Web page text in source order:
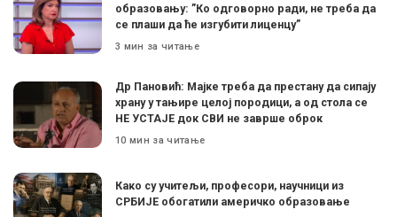
образовању: ”Ко одговорно ради, не треба да
се плаши да ће изгубити лиценцу”
3 мин за читање
Др Пановић: Мајке треба да престану да сипају
храну у тањире целој породици, а од стола се
НЕ УСТАЈЕ док СВИ не заврше оброк
10 мин за читање
Како су учитељи, професори, научници из
СРБИЈЕ обогатили америчко образовање